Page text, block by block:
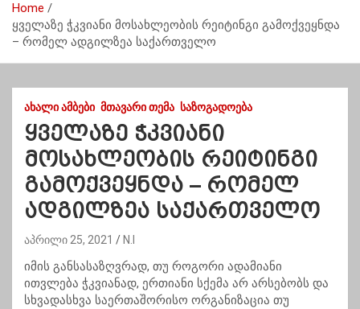
Home
ყველაზე ჭკვიანი მოსახლეობის რეიტინგი გამოქვეყნდა
– რომელ ადგილზეა საქართველო
ᲐᲮᲐᲚᲘ ᲐᲛᲑᲔᲑᲘ ᲛᲗᲐᲕᲐᲠᲘ ᲗᲔᲛᲐ ᲡᲐᲖᲝᲒᲐᲓᲝᲔᲑᲐ
ყველაზე ჭკვიანი
მოსახლეობის რეიტინგი
გამოქვეყნდა – რომელ
ადგილზეა საქართველო
აპრილი 25, 2021 N.I
იმის განსასაზღვრად, თუ როგორი ადამიანი
ითვლება ჭკვიანად, ერთიანი სქემა არ არსებობს და
სხვადასხვა საერთაშორისო ორგანიზაცია თუ